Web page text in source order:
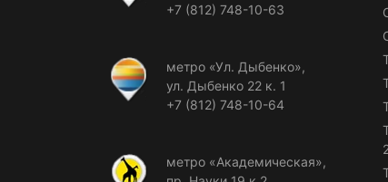
+7 (812) 748-10-63
метро «Ул. Дыбенко»,
ул. Дыбенко 22 к. 1
+7 (812) 748-10-64
метро «Академическая»,